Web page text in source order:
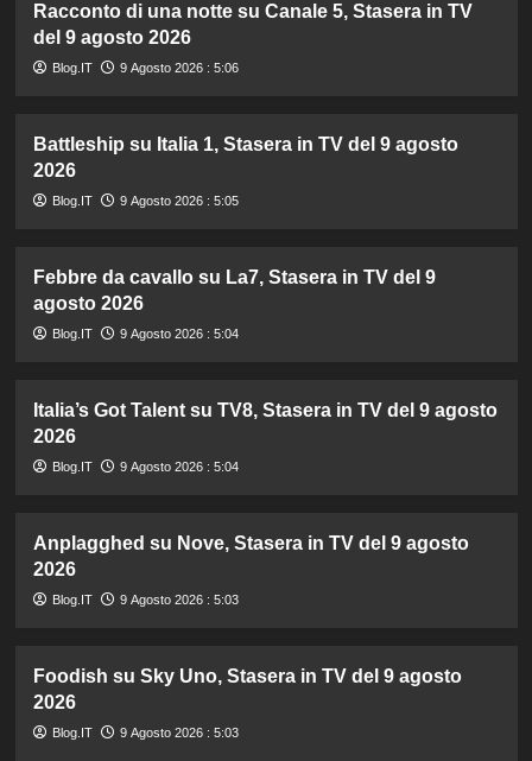
Racconto di una notte su Canale 5, Stasera in TV
del 9 agosto 2026
Blog.IT 9 Agosto 2026 : 5:06
Battleship su Italia 1, Stasera in TV del 9 agosto
2026
Blog.IT 9 Agosto 2026 : 5:05
Febbre da cavallo su La7, Stasera in TV del 9
agosto 2026
Blog.IT 9 Agosto 2026 : 5:04
Italia’s Got Talent su TV8, Stasera in TV del 9 agosto
2026
Blog.IT 9 Agosto 2026 : 5:04
Anplagghed su Nove, Stasera in TV del 9 agosto
2026
Blog.IT 9 Agosto 2026 : 5:03
Foodish su Sky Uno, Stasera in TV del 9 agosto
2026
Blog.IT 9 Agosto 2026 : 5:03